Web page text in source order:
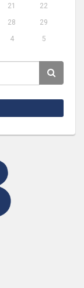
21
22
28
29
4 5